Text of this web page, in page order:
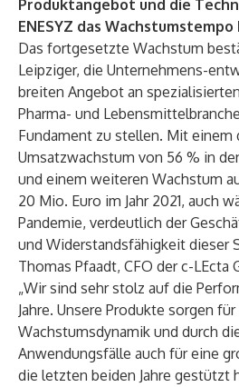
Produktangebot und die
ENESYZ das
Das fortgesetzte Wachstum
Leipziger, die Unternehmens-
breiten Angebot an
Pharma- und
Fundament zu stellen. Mit einem
Umsatzwachstum von 56 % in
und einem weiteren Wachstum
20 Mio. Euro im Jahr 2021, auch
Pandemie, verdeutlich der
und Widerstandsfähigkeit dieser
Thomas Pfaadt, CFO der c-LEcta
„Wir sind sehr stolz auf die
Jahre. Unsere Produkte sorgen
Wachstumsdynamik und durch
Anwendungsfälle auch für eine
die letzten beiden Jahre gestützt